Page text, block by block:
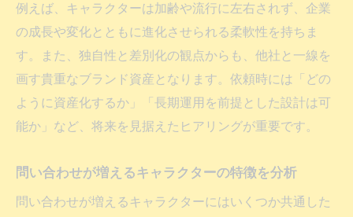
例えば、キャラクターは加齢や流行に左右されず、企業
の成長や変化とともに進化させられる柔軟性を持ちま
す。また、独自性と差別化の観点からも、他社と一線を
画す貴重なブランド資産となります。依頼時には「どの
ように資産化するか」「長期運用を前提とした設計は可
能か」など、将来を見据えたヒアリングが重要です。
問い合わせが増えるキャラクターの特徴を分析
問い合わせが増えるキャラクターにはいくつか共通した